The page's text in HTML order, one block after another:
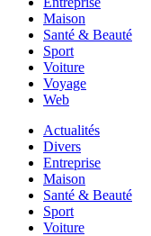
Maison
Santé & Beauté
Sport
Voiture
Voyage
Web
Actualités
Divers
Entreprise
Maison
Santé & Beauté
Sport
Voiture